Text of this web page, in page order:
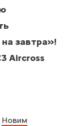
на завтра»!
Aircross
Новим